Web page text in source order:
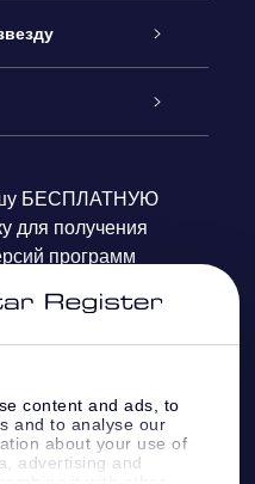
content and ads, to
and to analyse our
about your use of
advertising and
Gift
Star Page
the stars
БЕСПЛАТНУЮ
для получения
программ